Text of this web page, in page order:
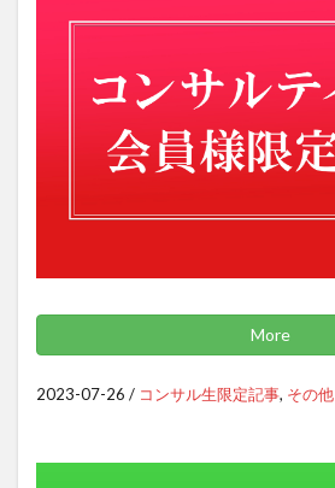
More
2023-07-26 / コンサル生限定記事, その他